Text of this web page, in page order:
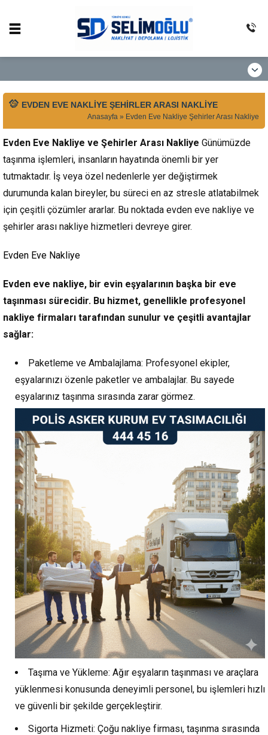
EVDEN EVE NAKLIYE ŞEHIRLER ARASI NAKLIYE
Anasayfa » Evden Eve Nakliye Şehirler Arası Nakliye
Evden Eve Nakliye ve Şehirler Arası Nakliye Günümüzde
taşınma işlemleri, insanların hayatında önemli bir yer
tutmaktadır. İş veya özel nedenlerle yer değiştirmek
durumunda kalan bireyler, bu süreci en az stresle atlatabilmek
için çeşitli çözümler ararlar. Bu noktada evden eve nakliye ve
şehirler arası nakliye hizmetleri devreye girer.
Evden Eve Nakliye
Evden eve nakliye, bir evin eşyalarının başka bir eve
taşınması sürecidir. Bu hizmet, genellikle profesyonel
nakliye firmaları tarafından sunulur ve çeşitli avantajlar
sağlar:
Paketleme ve Ambalajlama: Profesyonel ekipler,
eşyalarınızı özenle paketler ve ambalajlar. Bu sayede
eşyalarınız taşınma sırasında zarar görmez.
Taşıma ve Yükleme: Ağır eşyaların taşınması ve araçlara
yüklenmesi konusunda deneyimli personel, bu işlemleri hızlı
ve güvenli bir şekilde gerçekleştirir.
Sigorta Hizmeti: Çoğu nakliye firması, taşınma sırasında